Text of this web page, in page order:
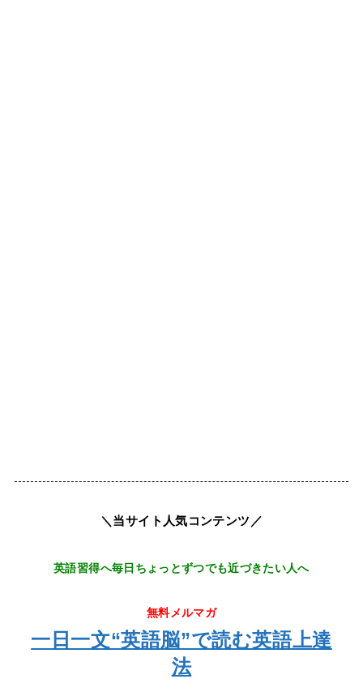
＼当サイト人気コンテンツ／
英語習得へ毎日ちょっとずつでも近づきたい人へ
無料メルマガ
一日一文“英語脳”で読む英語上達
法